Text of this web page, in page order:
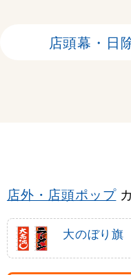
店頭幕・日
店外・店頭ポップ
大のぼり旗